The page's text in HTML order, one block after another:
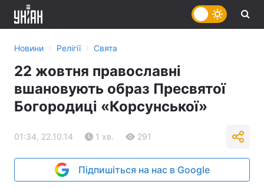
Новини › Релігії › Свята
22 жовтня православні
вшановують образ Пресвятої
Богородиці «Корсунської»
01:34, 22.10.14 1 хв. 291
Підпишіться на нас в Google